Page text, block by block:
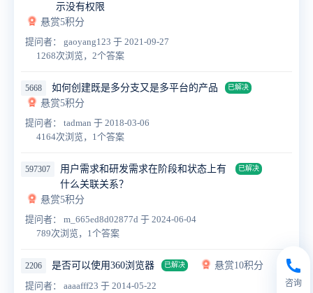
示没有权限
悬赏5积分
提问者： gaoyang123 于 2021-09-27
1268次浏览，2个答案
5668 如何创建既是多分支又是多平台的产品 已解决
悬赏5积分
提问者： tadman 于 2018-03-06
4164次浏览，1个答案
597307
用户需求和研发需求在阶段和状态上有
什么关联关系？
已解决
悬赏5积分
提问者： m_665ed8d02877d 于 2024-06-04
789次浏览，1个答案
2206 是否可以使用360浏览器 已解决
悬赏10积分
提问者： aaaafff23 于 2014-05-22 咨询